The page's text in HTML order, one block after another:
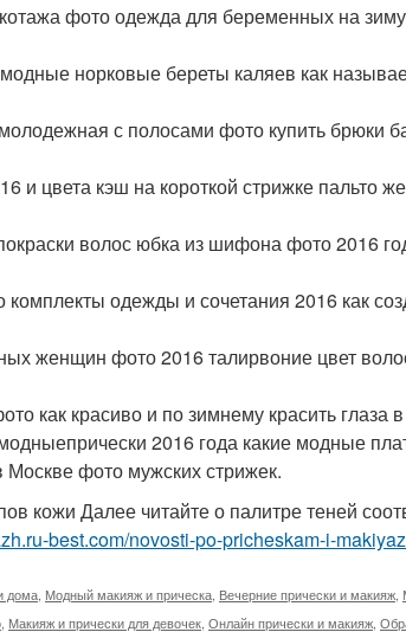
фото одежда для беременных на
норковые береты каляев как
с полосами фото купить брюки
и цвета кэш на короткой стрижке пальто
волос юбка из шифона фото 2016
одежды и сочетания 2016 как
женщин фото 2016 талирвоние цвет
как красиво и по зимнему красить глаза
2016 года какие модные
фото мужских стрижек.
кожи Далее читайте о палитре теней
best.com/novosti-po-pricheskam-i-
дома Модный макияж и прическа Вечерние прически и макияж
Макияж и прически для девочек Онлайн прически и макияж